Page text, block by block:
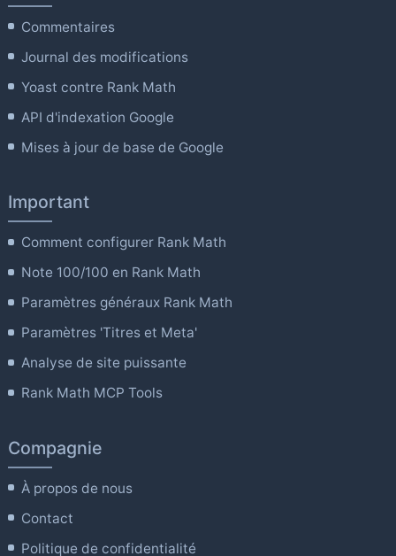
Commentaires
Journal des modifications
Yoast contre Rank Math
API d'indexation Google
Mises à jour de base de Google
Important
Comment configurer Rank Math
Note 100/100 en Rank Math
Paramètres généraux Rank Math
Paramètres 'Titres et Meta'
Analyse de site puissante
Rank Math MCP Tools
Compagnie
À propos de nous
Contact
Politique de confidentialité